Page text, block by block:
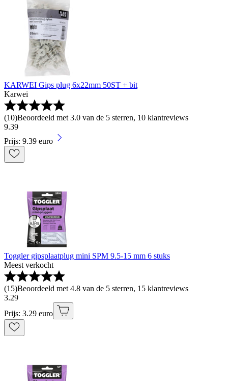
KARWEI Gips plug 6x22mm 50ST + bit
Karwei
(10)Beoordeeld met 3.0 van de 5 sterren, 10 klantreviews
9.39
Prijs: 9.39 euro
Toggler gipsplaatplug mini SPM 9.5-15 mm 6 stuks
Meest verkocht
(15)Beoordeeld met 4.8 van de 5 sterren, 15 klantreviews
3.29
Prijs: 3.29 euro